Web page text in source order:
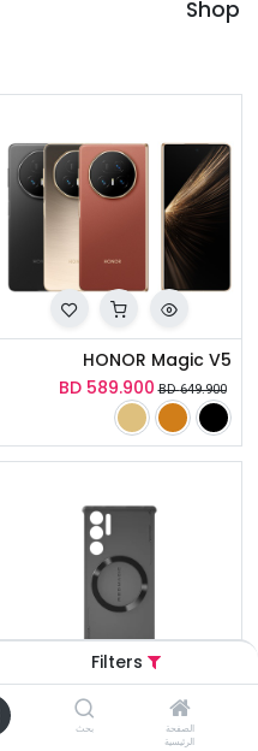
Filters
الصفحة
الرئيسية
بحث
Shop
HONOR Magic V5
BD 589.900 BD649.900